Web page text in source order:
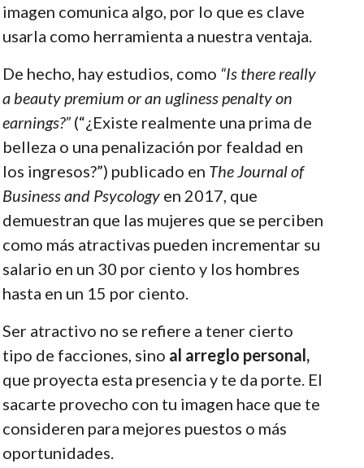
imagen comunica algo, por lo que es clave
usarla como herramienta a nuestra ventaja.
De hecho, hay estudios, como “Is there really
a beauty premium or an ugliness penalty on
earnings?” (“¿Existe realmente una prima de
belleza o una penalización por fealdad en
los ingresos?”) publicado en The Journal of
Business and Psycology en 2017, que
demuestran que las mujeres que se perciben
como más atractivas pueden incrementar su
salario en un 30 por ciento y los hombres
hasta en un 15 por ciento.
Ser atractivo no se refiere a tener cierto
tipo de facciones, sino al arreglo personal,
que proyecta esta presencia y te da porte. El
sacarte provecho con tu imagen hace que te
consideren para mejores puestos o más
oportunidades.